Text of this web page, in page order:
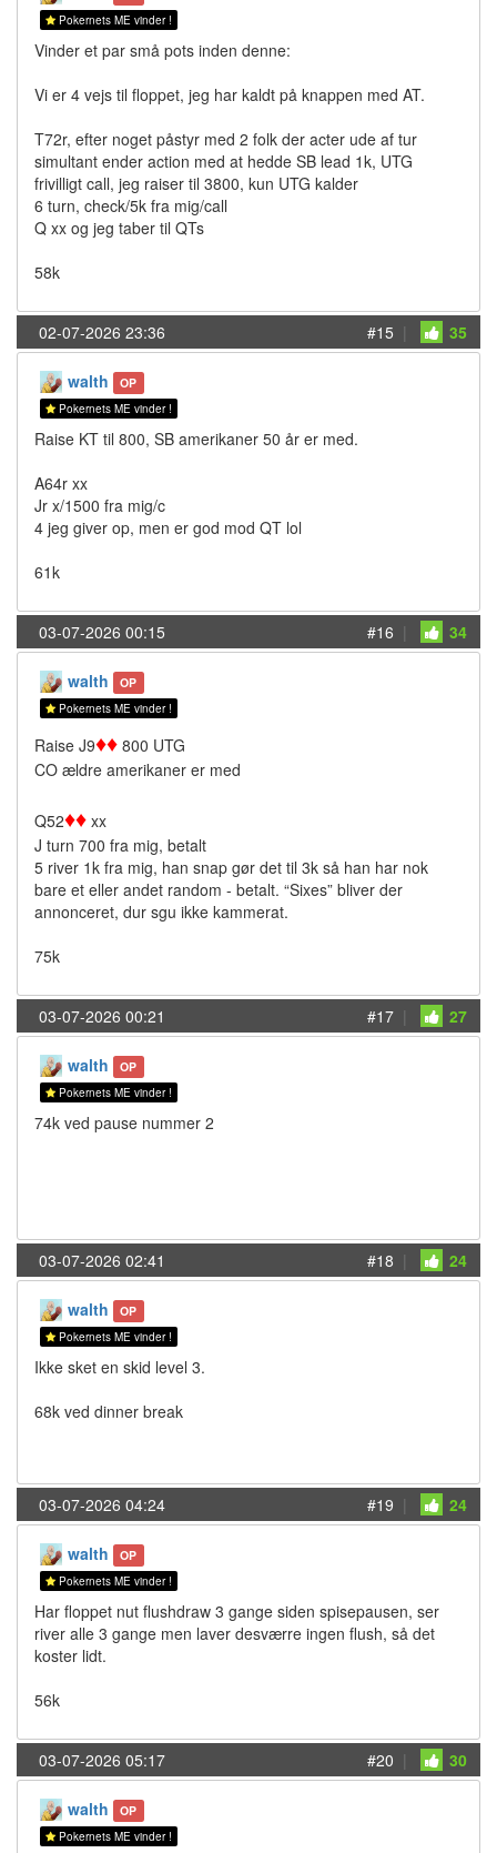
Pokernets ME vinder !
Vinder et par små pots inden denne:
Vi er 4 vejs til floppet, jeg har kaldt på knappen med AT.
T72r, efter noget påstyr med 2 folk der acter ude af tur
simultant ender action med at hedde SB lead 1k, UTG
frivilligt call, jeg raiser til 3800, kun UTG kalder
6 turn, check/5k fra mig/call
Q xx og jeg taber til QTs
58k
02-07-2026 23:36 #15 | 35
walth OP
Pokernets ME vinder !
Raise KT til 800, SB amerikaner 50 år er med.
A64r xx
Jr x/1500 fra mig/c
4 jeg giver op, men er god mod QT lol
61k
03-07-2026 00:15 #16 | 34
walth OP
Pokernets ME vinder !
Raise J9♦♦ 800 UTG
CO ældre amerikaner er med
Q52♦♦ xx
J turn 700 fra mig, betalt
5 river 1k fra mig, han snap gør det til 3k så han har nok
bare et eller andet random - betalt. “Sixes” bliver der
annonceret, dur sgu ikke kammerat.
75k
03-07-2026 00:21 #17 | 27
walth OP
Pokernets ME vinder !
74k ved pause nummer 2
03-07-2026 02:41 #18 | 24
walth OP
Pokernets ME vinder !
Ikke sket en skid level 3.
68k ved dinner break
03-07-2026 04:24 #19 | 24
walth OP
Pokernets ME vinder !
Har floppet nut flushdraw 3 gange siden spisepausen, ser
river alle 3 gange men laver desværre ingen flush, så det
koster lidt.
56k
03-07-2026 05:17 #20 | 30
walth OP
Pokernets ME vinder !